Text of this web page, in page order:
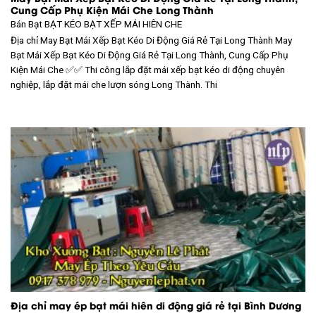
Cung Cấp Phụ Kiện Mái Che Long Thành
Bán BạtBẠT KÉO BẠT XẾP MÁI HIÊN CHE
Địa chỉ May Bạt Mái Xếp Bạt Kéo Di Động Giá Rẻ Tại Long Thành May
Bạt Mái Xếp Bạt Kéo Di Động Giá Rẻ Tại Long Thành, Cung Cấp Phụ
Kiện Mái Che ✅✅ Thi công lắp đặt mái xếp bạt kéo di động chuyên
nghiệp, lắp đặt mái che lượn sóng Long Thành. Thi
Địa chỉ may ép bạt mái hiên di động giá rẻ tại Bình Dương